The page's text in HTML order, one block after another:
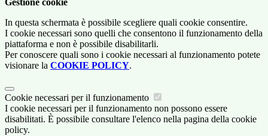
Gestione cookie
In questa schermata è possibile scegliere quali cookie consentire.
I cookie necessari sono quelli che consentono il funzionamento della
piattaforma e non è possibile disabilitarli.
Per conoscere quali sono i cookie necessari al funzionamento potete
visionare la COOKIE POLICY.
Cookie necessari per il funzionamento
I cookie necessari per il funzionamento non possono essere
disabilitati. È possibile consultare l'elenco nella pagina della cookie
policy.